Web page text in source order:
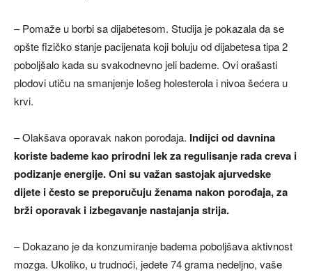
– Pomaže u borbi sa dijabetesom. Studija je pokazala da se
opšte fizičko stanje pacijenata koji boluju od dijabetesa tipa 2
poboljšalo kada su svakodnevno jeli bademe. Ovi orašasti
plodovi utiču na smanjenje lošeg holesterola i nivoa šećera u
krvi.
– Olakšava oporavak nakon porođaja. Indijci od davnina
koriste bademe kao prirodni lek za regulisanje rada creva i
podizanje energije. Oni su važan sastojak ajurvedske
dijete i često se preporučuju ženama nakon porođaja, za
brži oporavak i izbegavanje nastajanja strija.
– Dokazano je da konzumiranje badema poboljšava aktivnost
mozga. Ukoliko, u trudnoći, jedete 74 grama nedeljno, vaše